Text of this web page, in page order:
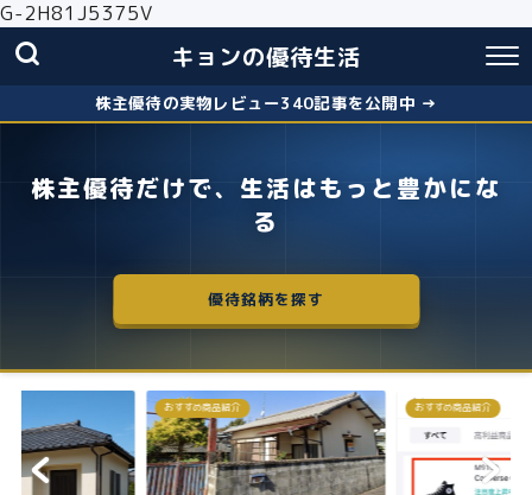
G-2H81J5375V
キョンの優待生活
株主優待の実物レビュー340記事を公開中 →
株主優待だけで、生活はもっと豊かにな
る
優待銘柄を探す
おすすめ商品紹介 株主優待
失敗しないクロス取引